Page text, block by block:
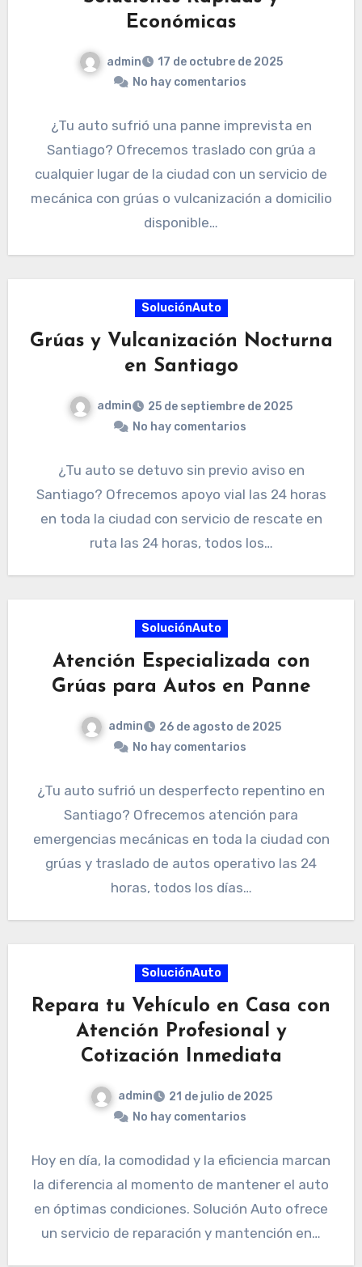
Económicas
admin
17 de octubre de 2025
No hay comentarios
¿Tu auto sufrió una panne imprevista en
Santiago? Ofrecemos traslado con grúa a
cualquier lugar de la ciudad con un servicio de
mecánica con grúas o vulcanización a domicilio
disponible…
SoluciónAuto
Grúas y Vulcanización Nocturna
en Santiago
admin
25 de septiembre de 2025
No hay comentarios
¿Tu auto se detuvo sin previo aviso en
Santiago? Ofrecemos apoyo vial las 24 horas
en toda la ciudad con servicio de rescate en
ruta las 24 horas, todos los…
SoluciónAuto
Atención Especializada con
Grúas para Autos en Panne
admin
26 de agosto de 2025
No hay comentarios
¿Tu auto sufrió un desperfecto repentino en
Santiago? Ofrecemos atención para
emergencias mecánicas en toda la ciudad con
grúas y traslado de autos operativo las 24
horas, todos los días…
SoluciónAuto
Repara tu Vehículo en Casa con
Atención Profesional y
Cotización Inmediata
admin
21 de julio de 2025
No hay comentarios
Hoy en día, la comodidad y la eficiencia marcan
la diferencia al momento de mantener el auto
en óptimas condiciones. Solución Auto ofrece
un servicio de reparación y mantención en…